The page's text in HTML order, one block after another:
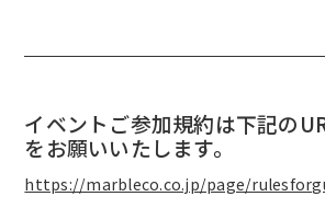
イベントご参加規約は下記の
をお願いいたします。
https://marbleco.co.jp/page/